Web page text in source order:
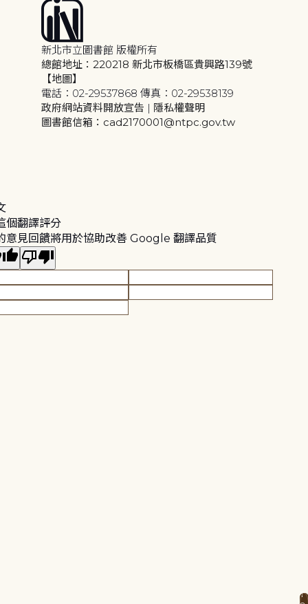
新北市立圖書館 版權所有
總館地址：220218 新北市板橋區貴興路139號
【地圖】
電話：02-29537868 傳真：02-29538139
政府網站資料開放宣告 | 隱私權聲明
圖書館信箱：cad2170001@ntpc.gov.tw
個翻譯評分
意見回饋將用於協助改善 Google 翻譯品質